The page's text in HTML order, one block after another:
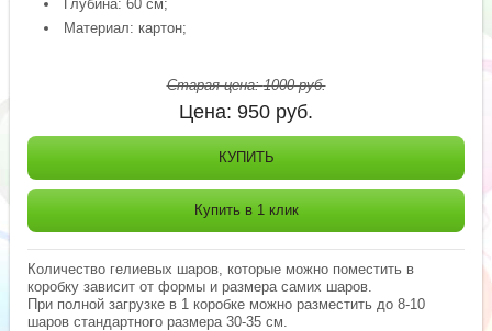
Глубина: 60 см;
Материал: картон;
Старая цена:1000руб.
Цена: 950 руб.
КУПИТЬ
Купить в 1 клик
Количество гелиевых шаров, которые можно поместить в
коробку зависит от формы и размера самих шаров.
При полной загрузке в 1 коробке можно разместить до 8-10
шаров стандартного размера 30-35 см.